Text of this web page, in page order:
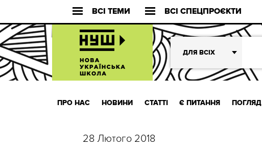
ВСІ ТЕМИ ВСІ СПЕЦПРОЄКТИ
ДЛЯ ВСІХ
ПРО НАС НОВИНИ СТАТТІ Є ПИТАННЯ ПОГЛЯД
28 Лютого 2018